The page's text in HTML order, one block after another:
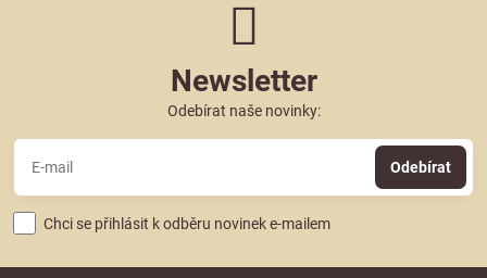
Newsletter
Odebírat naše novinky:
Odebírat
Chci se přihlásit k odběru novinek e-mailem